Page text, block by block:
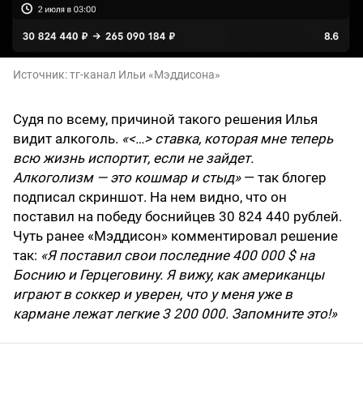
Источник:тг-канал Ильи «Мэддисона»
Судя по всему, причиной такого решения Илья
видит алкоголь. «<…> ставка, которая мне теперь
всю жизнь испортит, если не зайдет.
Алкоголизм — это кошмар и стыд»— так блогер
подписал скриншот. На нем видно, что он
поставил на победу боснийцев 30 824 440 рублей.
Чуть ранее «Мэддисон» комментировал решение
так: «Я поставил свои последние 400 000 $ на
Боснию и Герцеговину. Я вижу, как американцы
играют в соккер и уверен, что у меня уже в
кармане лежат легкие 3 200 000. Запомните это!»